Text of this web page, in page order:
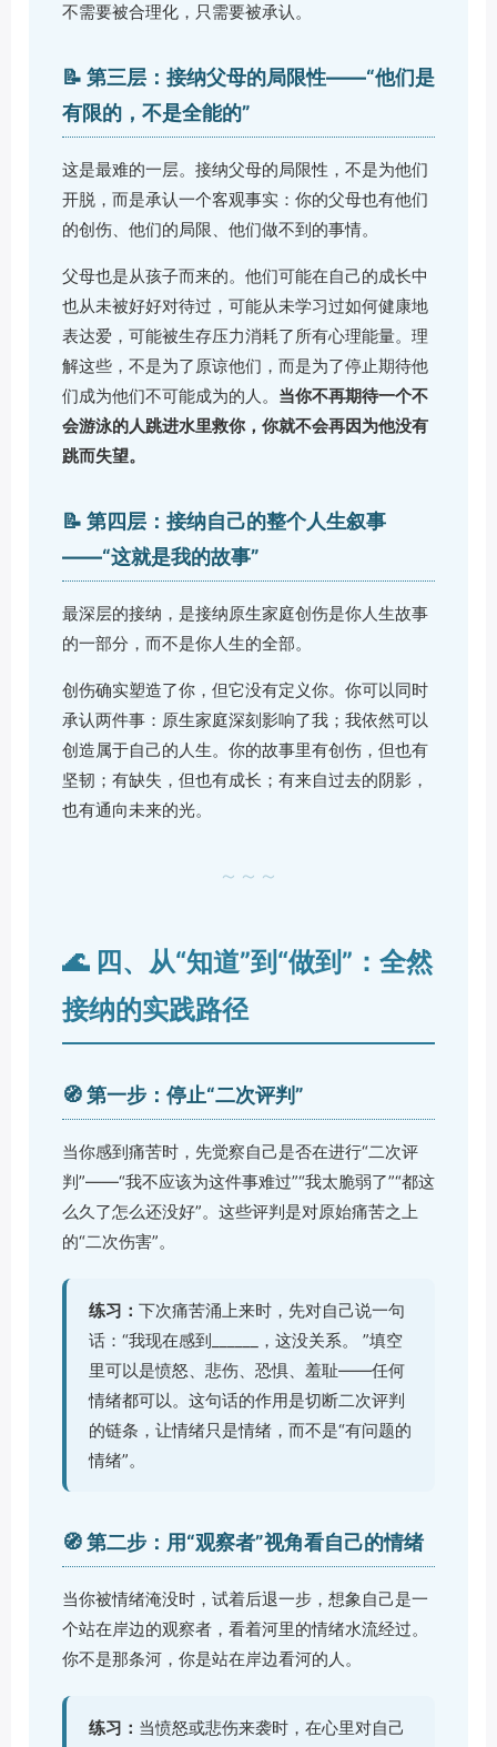
不需要被合理化，只需要被承认。
📝 第三层：接纳父母的局限性——“他们是
有限的，不是全能的”
这是最难的一层。接纳父母的局限性，不是为他们
开脱，而是承认一个客观事实：你的父母也有他们
的创伤、他们的局限、他们做不到的事情。
父母也是从孩子而来的。他们可能在自己的成长中
也从未被好好对待过，可能从未学习过如何健康地
表达爱，可能被生存压力消耗了所有心理能量。理
解这些，不是为了原谅他们，而是为了停止期待他
们成为他们不可能成为的人。 当你不再期待一个不
会游泳的人跳进水里救你，你就不会再因为他没有
跳而失望。
📝 第四层：接纳自己的整个人生叙事
——“这就是我的故事”
最深层的接纳，是接纳原生家庭创伤是你人生故事
的一部分，而不是你人生的全部。
创伤确实塑造了你，但它没有定义你。你可以同时
承认两件事：原生家庭深刻影响了我；我依然可以
创造属于自己的人生。你的故事里有创伤，但也有
坚韧；有缺失，但也有成长；有来自过去的阴影，
也有通向未来的光。
～～～
🌊 四、从“知道”到“做到”：全然
接纳的实践路径
🧭 第一步：停止“二次评判”
当你感到痛苦时，先觉察自己是否在进行“二次评
判”——“我不应该为这件事难过”“我太脆弱了”“都这
么久了怎么还没好”。这些评判是对原始痛苦之上
的“二次伤害”。
练习： 下次痛苦涌上来时，先对自己说一句
话：“我现在感到______，这没关系。 ”填空
里可以是愤怒、悲伤、恐惧、羞耻——任何
情绪都可以。这句话的作用是切断二次评判
的链条，让情绪只是情绪，而不是“有问题的
情绪”。
🧭 第二步：用“观察者”视角看自己的情绪
当你被情绪淹没时，试着后退一步，想象自己是一
个站在岸边的观察者，看着河里的情绪水流经过。
你不是那条河，你是站在岸边看河的人。
练习： 当愤怒或悲伤来袭时，在心里对自己